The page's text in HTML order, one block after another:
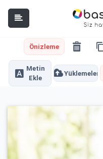
Önizleme
Metin
Ekle
Yüklemeler